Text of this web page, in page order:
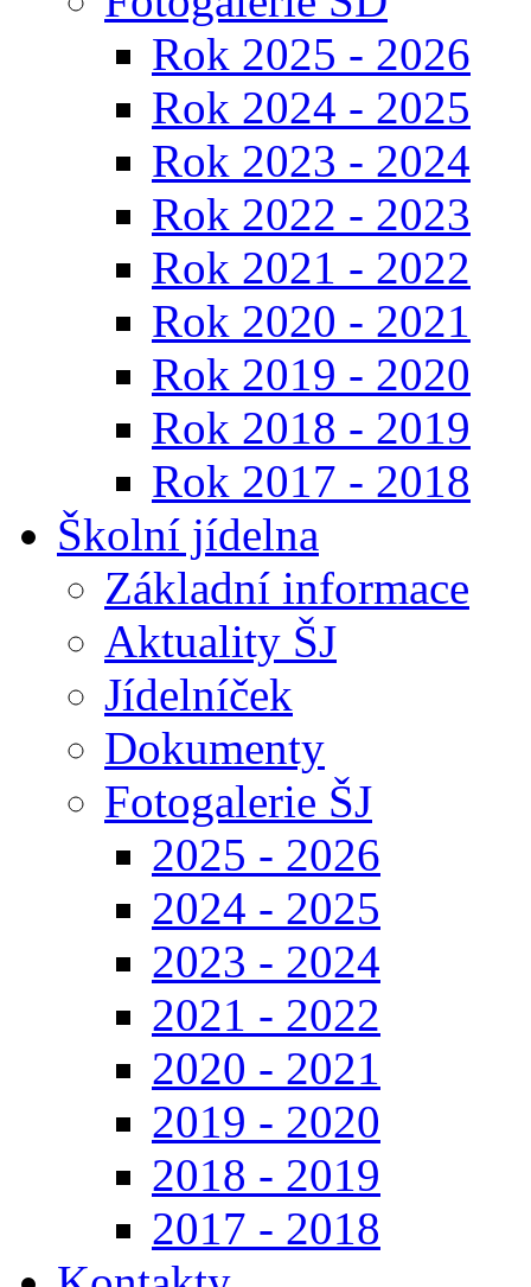
Rok 2025 - 2026
Rok 2024 - 2025
Rok 2023 - 2024
Rok 2022 - 2023
Rok 2021 - 2022
Rok 2020 - 2021
Rok 2019 - 2020
Rok 2018 - 2019
Rok 2017 - 2018
Školní jídelna
Základní informace
Aktuality ŠJ
Jídelníček
Dokumenty
Fotogalerie ŠJ
2025 - 2026
2024 - 2025
2023 - 2024
2021 - 2022
2020 - 2021
2019 - 2020
2018 - 2019
2017 - 2018